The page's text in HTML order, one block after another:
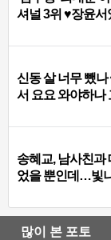
셔널 3위 ♥장윤서
신동 살 너무 뺐
서 요요 와야하나
송혜교, 남사친과
었을 뿐인데…빛
많이 본 포토